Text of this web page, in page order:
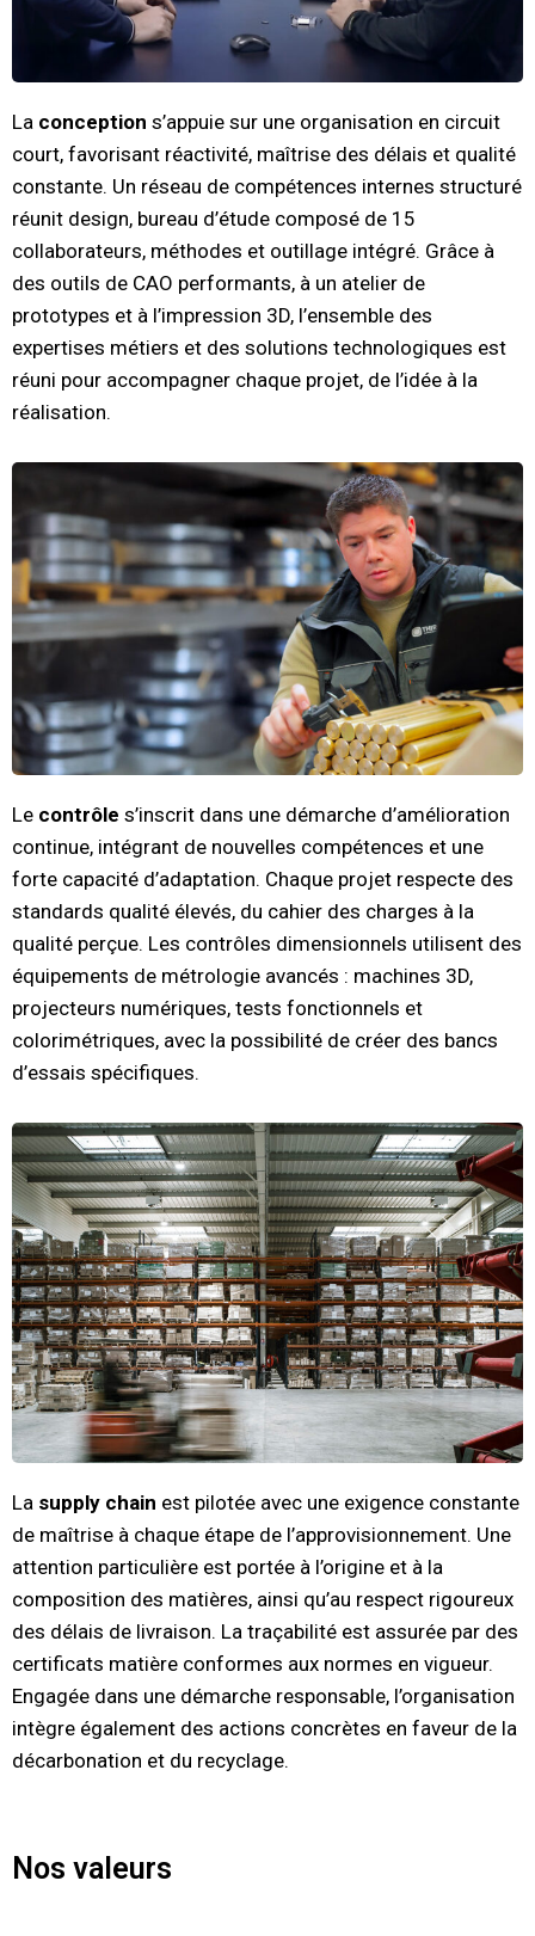
La conception s’appuie sur une organisation en circuit
court, favorisant réactivité, maîtrise des délais et qualité
constante. Un réseau de compétences internes structuré
réunit design, bureau d’étude composé de 15
collaborateurs, méthodes et outillage intégré. Grâce à
des outils de CAO performants, à un atelier de
prototypes et à l’impression 3D, l’ensemble des
expertises métiers et des solutions technologiques est
réuni pour accompagner chaque projet, de l’idée à la
réalisation.
Le contrôle s’inscrit dans une démarche d’amélioration
continue, intégrant de nouvelles compétences et une
forte capacité d’adaptation. Chaque projet respecte des
standards qualité élevés, du cahier des charges à la
qualité perçue. Les contrôles dimensionnels utilisent des
équipements de métrologie avancés : machines 3D,
projecteurs numériques, tests fonctionnels et
colorimétriques, avec la possibilité de créer des bancs
d’essais spécifiques.
La supply chain est pilotée avec une exigence constante
de maîtrise à chaque étape de l’approvisionnement. Une
attention particulière est portée à l’origine et à la
composition des matières, ainsi qu’au respect rigoureux
des délais de livraison. La traçabilité est assurée par des
certificats matière conformes aux normes en vigueur.
Engagée dans une démarche responsable, l’organisation
intègre également des actions concrètes en faveur de la
décarbonation et du recyclage.
Nos valeurs